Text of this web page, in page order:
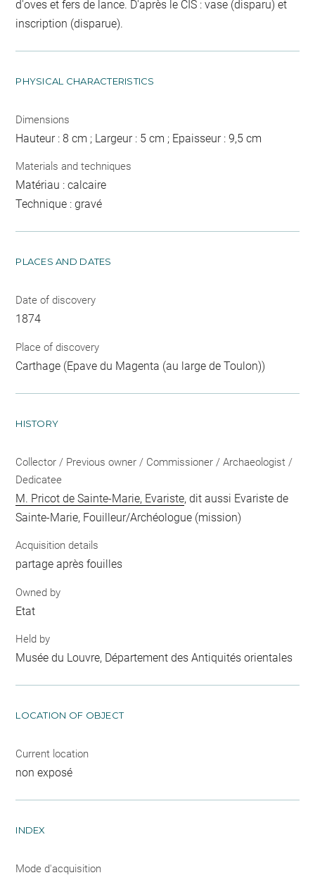
d'oves et fers de lance. D'après le CIS : vase (disparu) et
inscription (disparue).
PHYSICAL CHARACTERISTICS
Dimensions
Hauteur : 8 cm ; Largeur : 5 cm ; Epaisseur : 9,5 cm
Materials and techniques
Matériau : calcaire
Technique : gravé
PLACES AND DATES
Date of discovery
1874
Place of discovery
Carthage (Epave du Magenta (au large de Toulon))
HISTORY
Collector / Previous owner / Commissioner / Archaeologist /
Dedicatee
M. Pricot de Sainte-Marie, Evariste, dit aussi Evariste de
Sainte-Marie, Fouilleur/Archéologue (mission)
Acquisition details
partage après fouilles
Owned by
Etat
Held by
Musée du Louvre, Département des Antiquités orientales
LOCATION OF OBJECT
Current location
non exposé
INDEX
Mode d'acquisition